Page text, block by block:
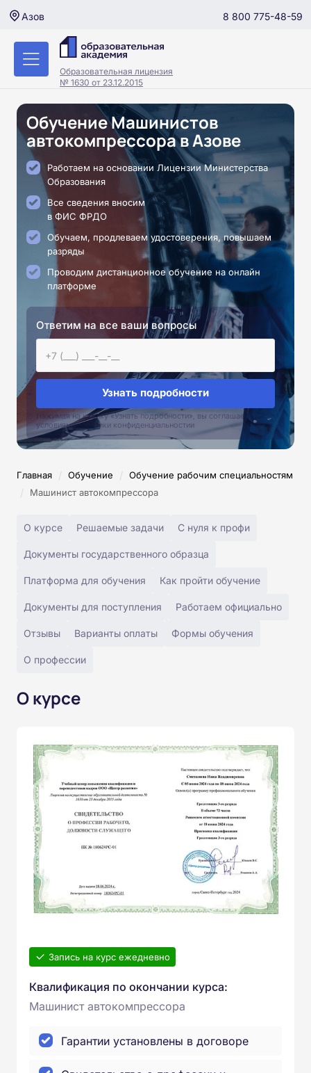
Азов 8 800 775-48-59
Образовательная лицензия
№ 1630 от 23.12.2015
Обучение Машинистов
автокомпрессора в Азове
Работаем на основании Лицензии Министерства
Образования
Все сведения вносим
в ФИС ФРДО
Обучаем, продлеваем удостоверения, повышаем
разряды
Проводим дистанционное обучение на онлайн
платформе
Ответим на все ваши вопросы
Узнать подробности
Нажимая на кнопку «Узнать подробности», вы соглашаетесь с
условиями политики конфиденциальностии
Главная / Обучение / Обучение рабочим специальностям
/ Машинист автокомпрессора
О курсе Решаемые задачи С нуля к профи
Документы государственного образца
Платформа для обучения Как пройти обучение
Документы для поступления Работаем официально
Отзывы Варианты оплаты Формы обучения
О профессии
О курсе
Запись на курс ежедневно
Квалификация по окончании курса:
Машинист автокомпрессора
Гарантии установлены в договоре